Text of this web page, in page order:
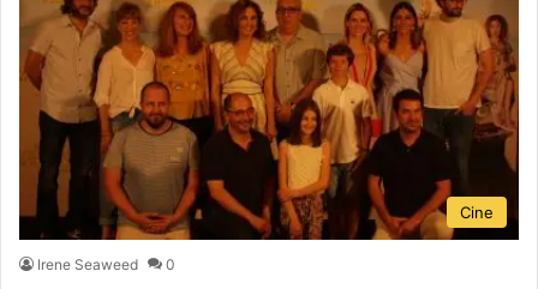
Cine
Irene Seaweed 0